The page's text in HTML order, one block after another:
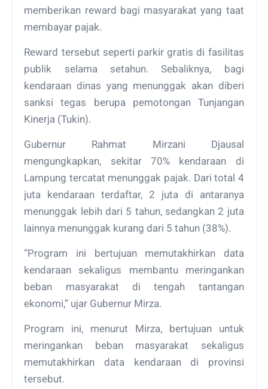
memberikan reward bagi masyarakat yang taat
membayar pajak.
Reward tersebut seperti parkir gratis di fasilitas
publik selama setahun. Sebaliknya, bagi
kendaraan dinas yang menunggak akan diberi
sanksi tegas berupa pemotongan Tunjangan
Kinerja (Tukin).
Gubernur Rahmat Mirzani Djausal
mengungkapkan, sekitar 70% kendaraan di
Lampung tercatat menunggak pajak. Dari total 4
juta kendaraan terdaftar, 2 juta di antaranya
menunggak lebih dari 5 tahun, sedangkan 2 juta
lainnya menunggak kurang dari 5 tahun (38%).
“Program ini bertujuan memutakhirkan data
kendaraan sekaligus membantu meringankan
beban masyarakat di tengah tantangan
ekonomi,” ujar Gubernur Mirza.
Program ini, menurut Mirza, bertujuan untuk
meringankan beban masyarakat sekaligus
memutakhirkan data kendaraan di provinsi
tersebut.